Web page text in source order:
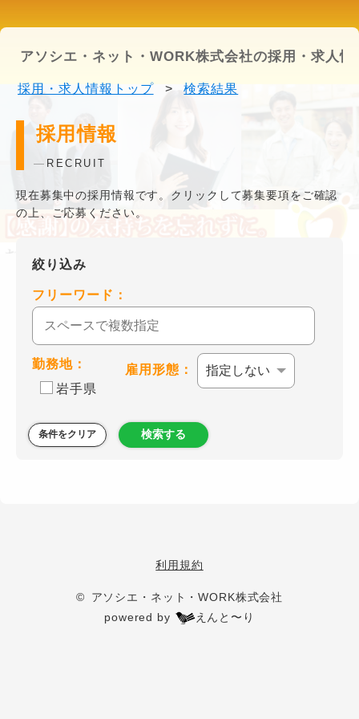
アソシエ・ネット・WORK株式会社の採用・求人情
採用・求人情報トップ > 検索結果
採用情報
RECRUIT
現在募集中の採用情報です。クリックして募集要項をご確認
の上、ご応募ください。
絞り込み
フリーワード：
勤務地：
岩手県
雇用形態：
条件をクリア 検索する
利用規約
© アソシエ・ネット・WORK株式会社
powered by
えんと〜り